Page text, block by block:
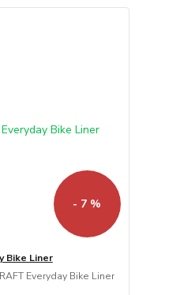
- 7 %
Bike Liner
Everyday Bike Liner